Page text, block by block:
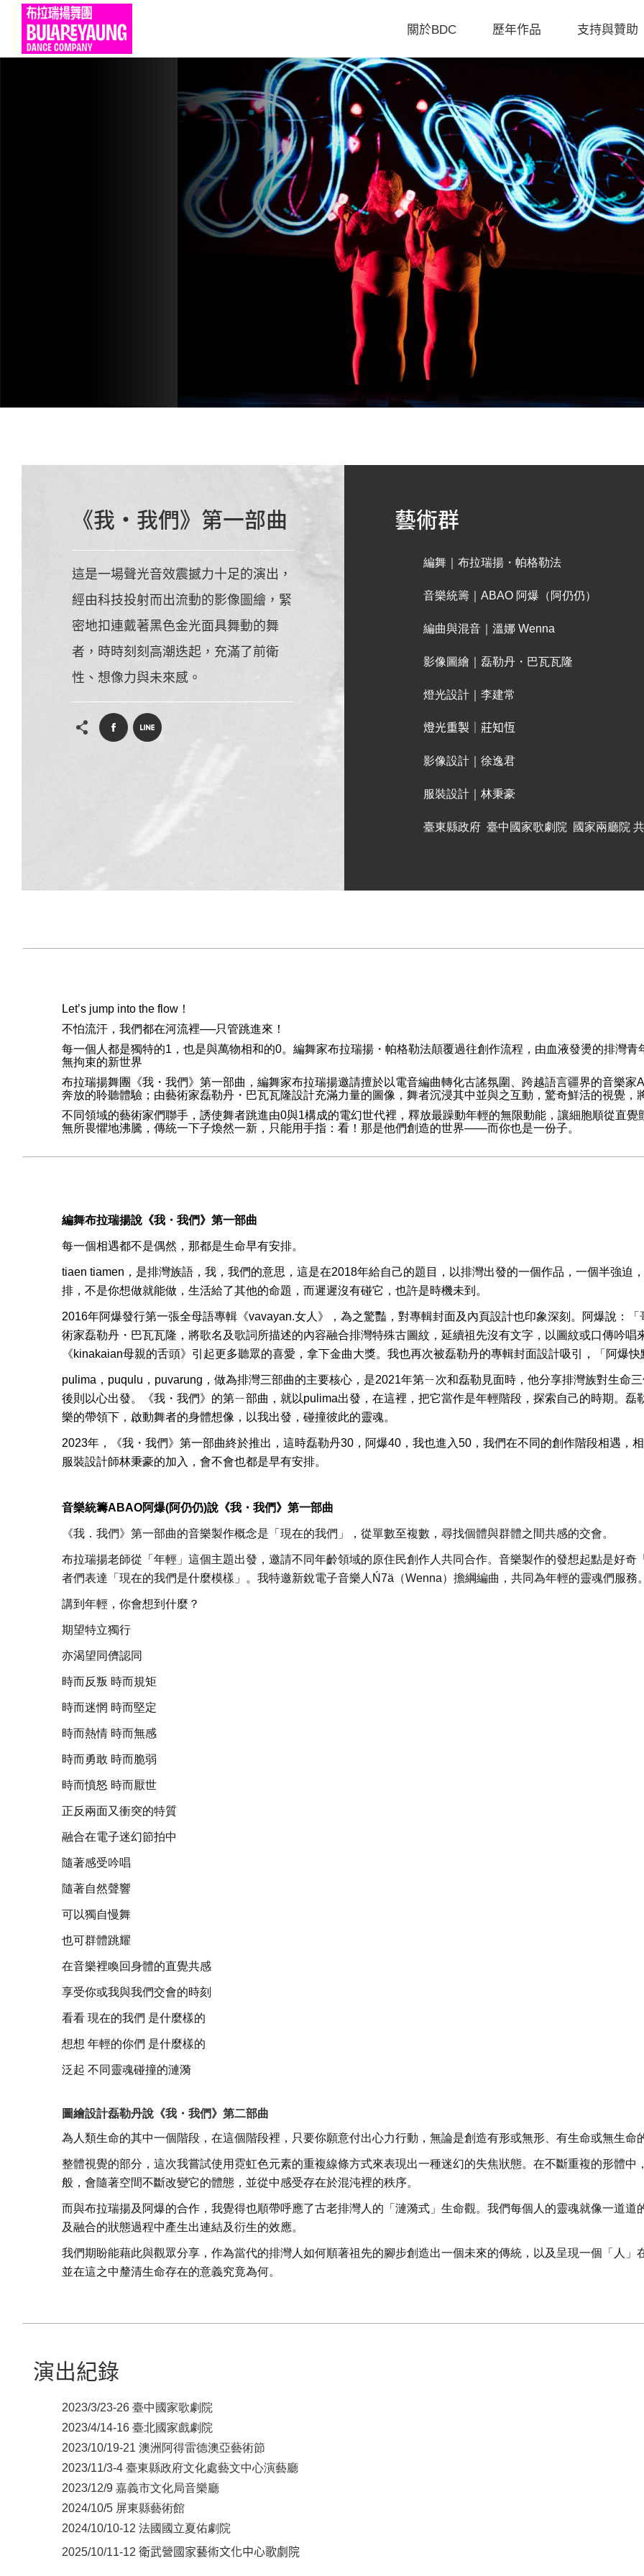
關於BDC 歷年作品 支持與贊助
演出活動
《我・我們》第一部曲
這是一場聲光音效震撼力十足的演出，
經由科技投射而出流動的影像圖繪，緊
密地扣連戴著黑色金光面具舞動的舞
者，時時刻刻高潮迭起，充滿了前衛
性、想像力與未來感。
藝術群
編舞｜布拉瑞揚・帕格勒法
音樂統籌｜ABAO 阿爆（阿仍仍）
編曲與混音｜溫娜 Wenna
影像圖繪｜磊勒丹・巴瓦瓦隆
燈光設計｜李建常
燈光重製｜莊知恆
影像設計｜徐逸君
服裝設計｜林秉豪
臺東縣政府 臺中國家歌劇院 國家兩廳院
Let’s jump into the flow ！
不怕流汗，我們都在河流裡──只管跳進來！
每一個人都是獨特的1 ，也是與萬物相和的0。編舞家布拉瑞揚・帕格勒法顛覆過往創作流程，由血液發燙的排灣
無拘束的新世界
布拉瑞揚舞團《我・我們》第一部曲，編舞家布拉瑞揚邀請擅於以電音編曲轉化古謠氛圍、跨越語言疆界的音樂家
奔放的聆聽體驗；由藝術家磊勒丹・巴瓦瓦隆設計充滿力量的圖像，舞者沉浸其中並與之互動，驚奇鮮活的視覺，
不同領域的藝術家們聯手，誘使舞者跳進由0與1構成的電幻世代裡，釋放最躁動年輕的無限動能，讓細胞順從直
無所畏懼地沸騰，傳統一下子煥然一新，只能用手指：看！那是他們創造的世界——而你也是一份子。
編舞布拉瑞揚說《我・我們》第一部曲
每一個相遇都不是偶然，那都是生命早有安排。
tiaen tiamen ，是排灣族語，我，我們的意思，這是在2018年給自己的題目，以排灣出發的一個作品，一個半強迫
排，不是你想做就能做，生活給了其他的命題，而遲遲沒有碰它，也許是時機未到。
2016年阿爆發行第一張全母語專輯《vavayan.女人》，為之驚豔，對專輯封面及內頁設計也印象深刻。阿爆說：「
術家磊勒丹・巴瓦瓦隆，將歌名及歌詞所描述的內容融合排灣特殊古圖紋，延續祖先沒有文字，以圖紋或口傳吟唱
《kinakaian母親的舌頭》引起更多聽眾的喜愛，拿下金曲大獎。我也再次被磊勒丹的專輯封面設計吸引，「阿爆
pulima ，puqulu ，puvarung ，做為排灣三部曲的主要核心，是2021年第ㄧ次和磊勒見面時，他分享排灣族對生命
後則以心出發。《我・我們》的第ㄧ部曲，就以pulima出發，在這裡，把它當作是年輕階段，探索自己的時期。
樂的帶領下，啟動舞者的身體想像，以我出發，碰撞彼此的靈魂。
2023年，《我・我們》第一部曲終於推出，這時磊勒丹30 ，阿爆40 ，我也進入50 ，我們在不同的創作階段相遇，
服裝設計師林秉豪的加入，會不會也都是早有安排。
音樂統籌ABAO阿爆(阿仍仍)說《我・我們》第一部曲
《我．我們》第一部曲的音樂製作概念是「現在的我們」，從單數至複數，尋找個體與群體之間共感的交會。
布拉瑞揚老師從「年輕」這個主題出發，邀請不同年齡領域的原住民創作人共同合作。音樂製作的發想起點是好
者們表達「現在的我們是什麼模樣」。我特邀新銳電子音樂人 Ń7ä （Wenna）擔綱編曲，共同為年輕的靈魂們服務。
講到年輕，你會想到什麼？
期望特立獨行
亦渴望同儕認同
時而反叛 時而規矩
時而迷惘 時而堅定
時而熱情 時而無感
時而勇敢 時而脆弱
時而憤怒 時而厭世
正反兩面又衝突的特質
融合在電子迷幻節拍中
隨著感受吟唱
隨著自然聲響
可以獨自慢舞
也可群體跳耀
在音樂裡喚回身體的直覺共感
享受你或我與我們交會的時刻
看看 現在的我們 是什麼樣的
想想 年輕的你們 是什麼樣的
泛起 不同靈魂碰撞的漣漪
圖繪設計磊勒丹說《我・我們》第二部曲
為人類生命的其中一個階段，在這個階段裡，只要你願意付出心力行動，無論是創造有形或無形、有生命或無生命
整體視覺的部分，這次我嘗試使用霓虹色元素的重複線條方式來表現出一種迷幻的失焦狀態。在不斷重複的形體
般，會隨著空間不斷改變它的體態，並從中感受存在於混沌裡的秩序。
而與布拉瑞揚及阿爆的合作，我覺得也順帶呼應了古老排灣人的「漣漪式」生命觀。我們每個人的靈魂就像一道
及融合的狀態過程中產生出連結及衍生的效應。
我們期盼能藉此與觀眾分享，作為當代的排灣人如何順著祖先的腳步創造出一個未來的傳統，以及呈現一個「人
並在這之中釐清生命存在的意義究竟為何。
演出紀錄
2023/3/23-26 臺中國家歌劇院
2023/4/14-16 臺北國家戲劇院
2023/10/19-21 澳洲阿得雷德澳亞藝術節
2023/11/3-4 臺東縣政府文化處藝文中心演藝廳
2023/12/9 嘉義市文化局音樂廳
2024/10/5 屏東縣藝術館
2024/10/10-12 法國國立夏佑劇院
2025/10/11-12 衛武營國家藝術文化中心歌劇院